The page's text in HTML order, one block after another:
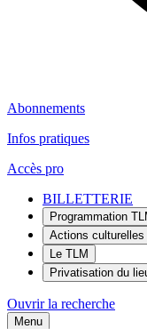
Abonnements
Infos pratiques
Accès pro
BILLETTERIE
Programmation
Actions culturelles
Le TLM
Privatisation du
Ouvrir la recherche
Menu